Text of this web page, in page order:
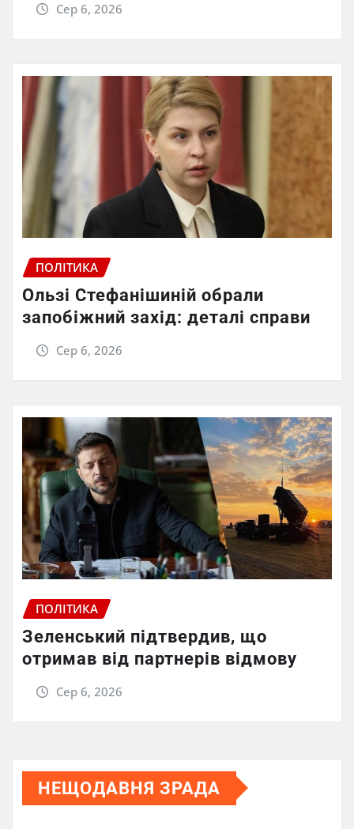
Сер 6, 2026
ПОЛІТИКА
Ользі Стефанішиній обрали
запобіжний захід: деталі справи
Сер 6, 2026
ПОЛІТИКА
Зеленський підтвердив, що
отримав від партнерів відмову
Сер 6, 2026
НЕЩОДАВНЯ ЗРАДА